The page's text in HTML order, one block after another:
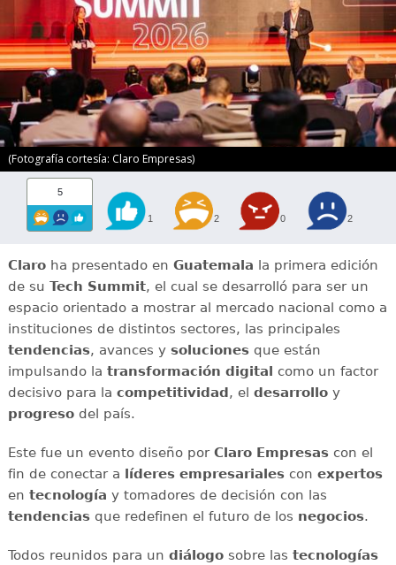
(Fotografía cortesía: Claro Empresas)
5
1 2 0 2
Claroha presentado en Guatemala
la primera edición
de su Tech Summit, el cual se desarrolló para ser un
espacio orientado a mostrar al mercado nacional como a
instituciones de distintos sectores, las principales
tendencias, avances y solucionesque están
impulsando la transformación digital
como un factor
decisivo para la competitividad , el desarrolloy
progresodel país.
Este fue un evento diseño por Claro Empresascon el
fin de conectar a
líderes empresarialescon expertos
en tecnología y tomadores de decisión con las
tendenciasque redefinen el futuro de los negocios.
Todos reunidos para un diálogosobre las tecnologías